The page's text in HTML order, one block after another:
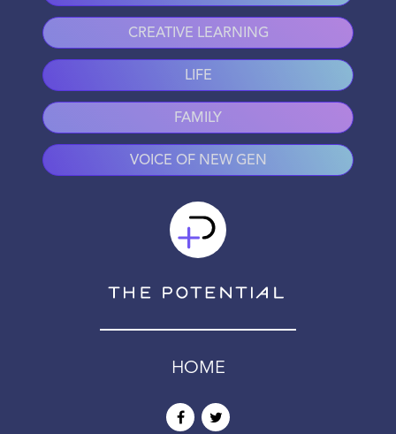
CREATIVE LEARNING
LIFE
FAMILY
VOICE OF NEW GEN
HOME